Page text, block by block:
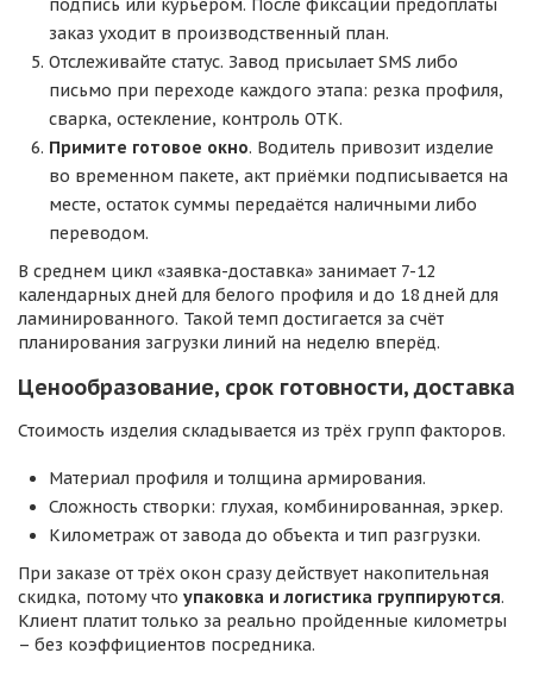
подпись или курьером. После фиксации предоплаты
заказ уходит в производственный план.
Отслеживайте статус. Завод присылает SMS либо
письмо при переходе каждого этапа: резка профиля,
сварка, остекление, контроль ОТК.
Примите готовое окно. Водитель привозит изделие
во временном пакете, акт приёмки подписывается на
месте, остаток суммы передаётся наличными либо
переводом.
В среднем цикл «заявка-доставка» занимает 7-12
календарных дней для белого профиля и до 18 дней для
ламинированного. Такой темп достигается за счёт
планирования загрузки линий на неделю вперёд.
Ценообразование, срок готовности, доставка
Стоимость изделия складывается из трёх групп факторов.
Материал профиля и толщина армирования.
Сложность створки: глухая, комбинированная, эркер.
Километраж от завода до объекта и тип разгрузки.
При заказе от трёх окон сразу действует накопительная
скидка, потому что упаковка и логистика группируются.
Клиент платит только за реально пройденные километры
– без коэффициентов посредника.